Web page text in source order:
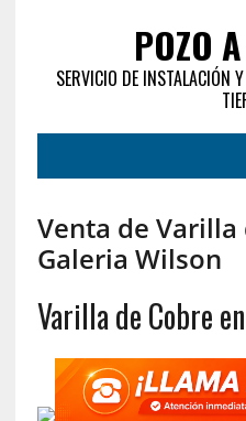
POZO
SERVICIO DE INSTALACIÓN
Venta de Varilla
Galeria Wilson
Varilla de Cobre